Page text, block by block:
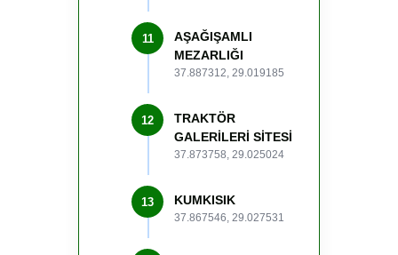
11
AŞAĞIŞAMLI
MEZARLIĞI
37.887312, 29.019185
12
TRAKTÖR
GALERİLERİ SİTESİ
37.873758, 29.025024
13 KUMKISIK
37.867546, 29.027531